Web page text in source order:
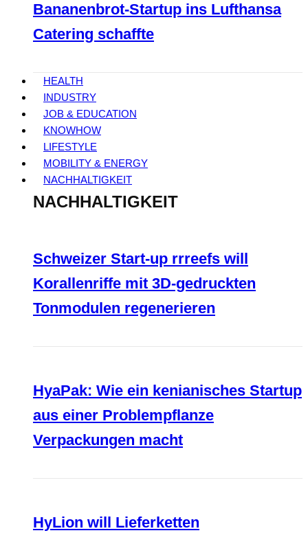
Bananenbrot-Startup ins Lufthansa
Catering schaffte
HEALTH
INDUSTRY
JOB & EDUCATION
KNOWHOW
LIFESTYLE
MOBILITY & ENERGY
NACHHALTIGKEIT
NACHHALTIGKEIT
Schweizer Start-up rrreefs will
Korallenriffe mit 3D-gedruckten
Tonmodulen regenerieren
HyaPak: Wie ein kenianisches Startup
aus einer Problempflanze
Verpackungen macht
HyLion will Lieferketten